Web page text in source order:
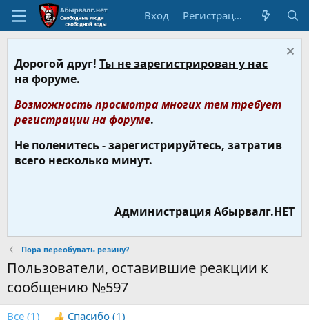
Вход Регистрация
Дорогой друг! Ты не зарегистрирован у нас
на форуме.
Возможность просмотра многих тем требует
регистрации на форуме.
Не поленитесь - зарегистрируйтесь, затратив
всего несколько минут.
Администрация Абырвалг.НЕТ
Пора переобувать резину?
Пользователи, оставившие реакции к
сообщению №597
Все (1) Спасибо (1)